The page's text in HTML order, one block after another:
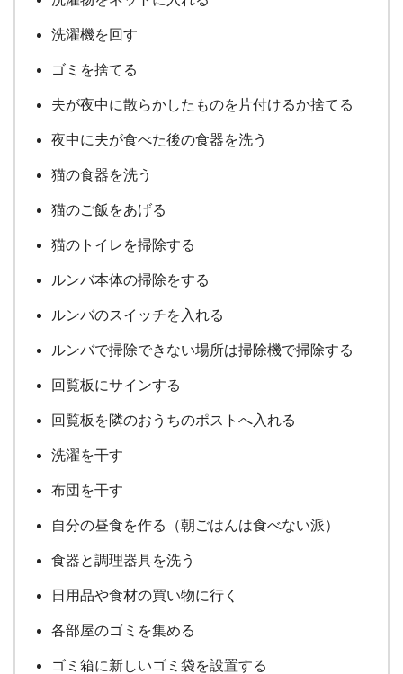
洗濯機を回す
ゴミを捨てる
夫が夜中に散らかしたものを片付けるか捨てる
夜中に夫が食べた後の食器を洗う
猫の食器を洗う
猫のご飯をあげる
猫のトイレを掃除する
ルンバ本体の掃除をする
ルンバのスイッチを入れる
ルンバで掃除できない場所は掃除機で掃除する
回覧板にサインする
回覧板を隣のおうちのポストへ入れる
洗濯を干す
布団を干す
自分の昼食を作る（朝ごはんは食べない派）
食器と調理器具を洗う
日用品や食材の買い物に行く
各部屋のゴミを集める
ゴミ箱に新しいゴミ袋を設置する